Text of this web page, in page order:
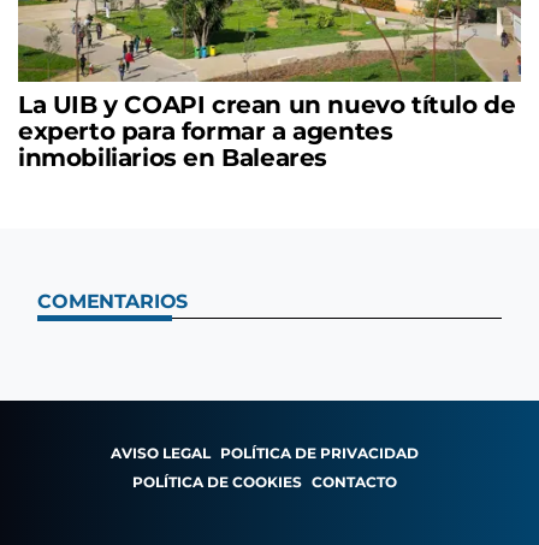
La UIB y COAPI crean un nuevo título de
experto para formar a agentes
inmobiliarios en Baleares
COMENTARIOS
AVISO LEGAL POLÍTICA DE PRIVACIDAD
POLÍTICA DE COOKIES CONTACTO